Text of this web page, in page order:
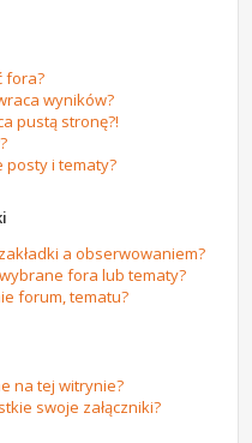
fora?
wyników?
pustą stronę?!
posty i tematy?
a obserwowaniem?
fora lub tematy?
forum, tematu?
na tej witrynie?
swoje załączniki?